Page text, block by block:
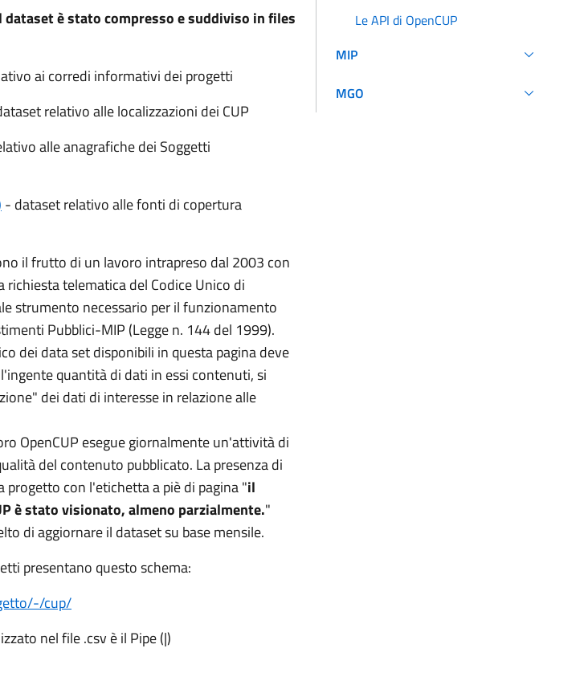
è stato compresso e suddiviso in files
ai corredi informativi dei progetti
relativo alle localizzazioni dei CUP
alle anagrafiche dei Soggetti
- dataset relativo alle fonti di copertura
il frutto di un lavoro intrapreso dal 2003 con
telematica del Codice Unico di
strumento necessario per il funzionamento
Pubblici-MIP (Legge n. 144 del 1999).
dei data set disponibili in questa pagina deve
quantità di dati in essi contenuti, si
dei dati di interesse in relazione alle
OpenCUP esegue giornalmente un'attività di
del contenuto pubblicato. La presenza di
con l'etichetta a piè di pagina "il
è stato visionato, almeno parzialmente."
di aggiornare il dataset su base mensile.
presentano questo schema:
cup/
nel file .csv è il Pipe (|)
Le API di OpenCUP
MIP
MGO